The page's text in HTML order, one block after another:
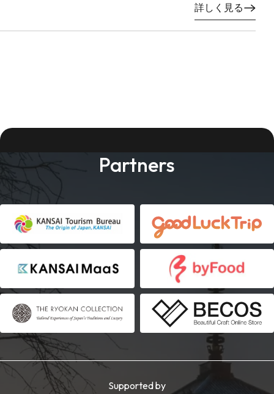
詳しく見る
Partners
Supported by